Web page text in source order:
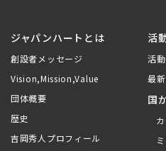
ジャパンハートとは
創設者メッセージ
Vision,Mission,Value
団体概要
歴史
吉岡秀人プロフィール
活
活
最
国